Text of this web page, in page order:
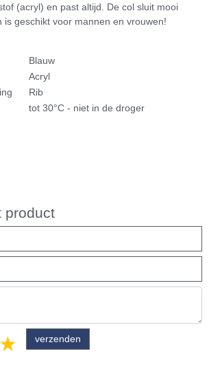
(acryl) en past altijd. De col sluit mooi
is geschikt voor mannen en vrouwen!
Blauw
Acryl
Rib
tot 30°C - niet in de droger
product
5 stars
4 stars